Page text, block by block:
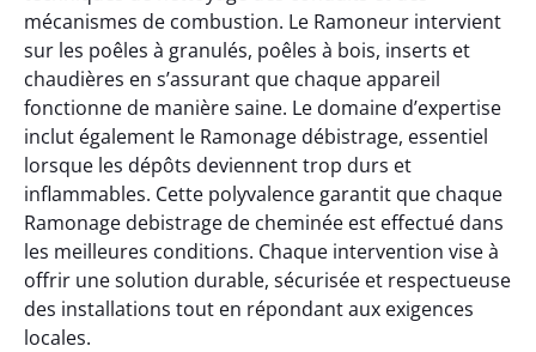
mécanismes de combustion. Le Ramoneur intervient
sur les poêles à granulés, poêles à bois, inserts et
chaudières en s’assurant que chaque appareil
fonctionne de manière saine. Le domaine d’expertise
inclut également le Ramonage débistrage, essentiel
lorsque les dépôts deviennent trop durs et
inflammables. Cette polyvalence garantit que chaque
Ramonage debistrage de cheminée est effectué dans
les meilleures conditions. Chaque intervention vise à
offrir une solution durable, sécurisée et respectueuse
des installations tout en répondant aux exigences
locales.